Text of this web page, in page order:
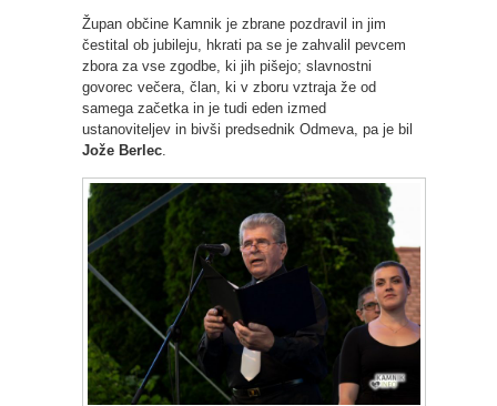
Župan občine Kamnik je zbrane pozdravil in jim
čestital ob jubileju, hkrati pa se je zahvalil pevcem
zbora za vse zgodbe, ki jih pišejo; slavnostni
govorec večera, član, ki v zboru vztraja že od
samega začetka in je tudi eden izmed
ustanoviteljev in bivši predsednik Odmeva, pa je bil
Jože Berlec